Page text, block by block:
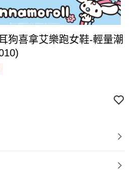
狗喜拿艾樂跑女鞋-輕量潮